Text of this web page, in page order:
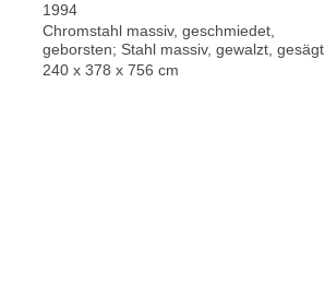
1994
Chromstahl massiv, geschmiedet,
geborsten; Stahl massiv, gewalzt, gesägt
240 x 378 x 756 cm